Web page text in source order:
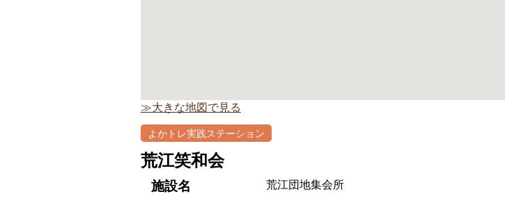
≫大きな地図で見る
よかトレ実践ステーション
荒江笑和会
施設名 荒江団地集会所